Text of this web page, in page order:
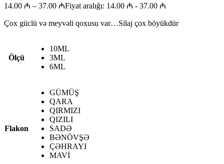
14.00 ₼ – 37.00 ₼Fiyat aralığı: 14.00 ₼ - 37.00 ₼
Çox güclü və meyvəli qoxusu var…Silaj çox böyükdür
Ölçü
10ML
3ML
6ML
Flakon
GÜMÜŞ
QARA
QIRMIZI
QIZILI
SADƏ
BƏNÖVŞƏ
ÇƏHRAYI
MAVİ